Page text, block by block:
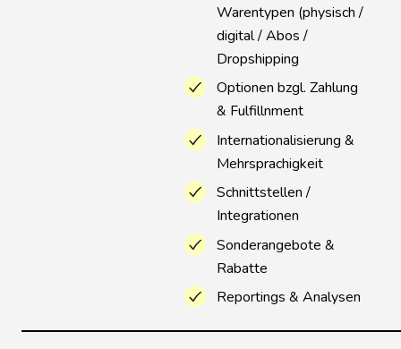
Warentypen (physisch /
digital / Abos /
Dropshipping
Optionen bzgl. Zahlung
& Fulfillnment
Internationalisierung &
Mehrsprachigkeit
Schnittstellen /
Integrationen
Sonderangebote &
Rabatte
Reportings & Analysen